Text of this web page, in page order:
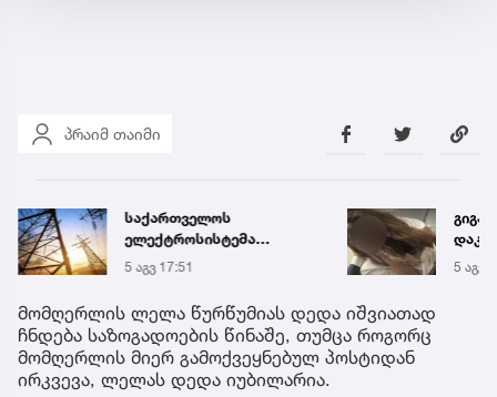
პრაიმ თაიმი
საქართველოს
ელექტროსისტემა
სპეციალურ განცხადებას
ავრცელებს
5 აგვ 17:51
გიგა
5 აგვ
მომღერლის ლელა წურწუმიას დედა იშვიათად
ჩნდება საზოგადოების წინაშე, თუმცა როგორც
მომღერლის მიერ გამოქვეყნებულ პოსტიდან
ირკვევა, ლელას დედა იუბილარია.